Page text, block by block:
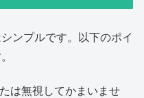
ンプルです。以下のポイ
は無視してかまいませ